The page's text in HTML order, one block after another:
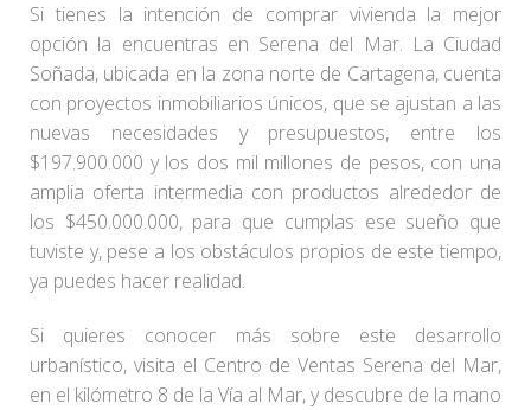
Si tienes la intención de comprar vivienda la mejor
opción la encuentras en Serena del Mar. La Ciudad
Soñada, ubicada en la zona norte de Cartagena, cuenta
con proyectos inmobiliarios únicos, que se ajustan a las
nuevas necesidades y presupuestos, entre los
$197.900.000 y los dos mil millones de pesos, con una
amplia oferta intermedia con productos alrededor de
los $450.000.000, para que cumplas ese sueño que
tuviste y, pese a los obstáculos propios de este tiempo,
ya puedes hacer realidad.
Si quieres conocer más sobre este desarrollo
urbanístico, visita el Centro de Ventas Serena del Mar,
en el kilómetro 8 de la Vía al Mar, y descubre de la mano